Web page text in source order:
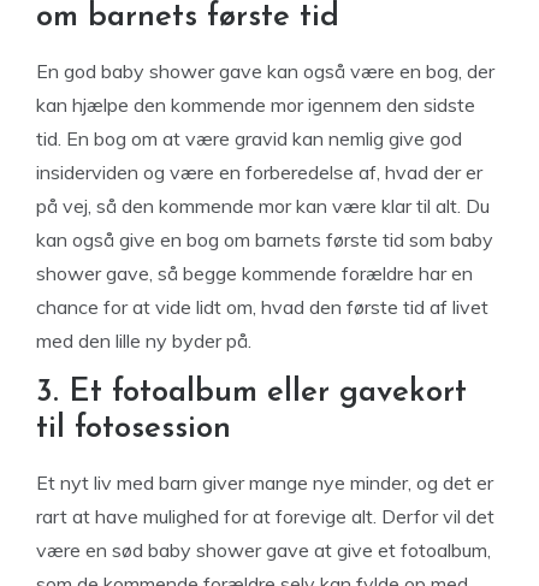
om barnets første tid
En god baby shower gave kan også være en bog, der
kan hjælpe den kommende mor igennem den sidste
tid. En bog om at være gravid kan nemlig give god
insiderviden og være en forberedelse af, hvad der er
på vej, så den kommende mor kan være klar til alt. Du
kan også give en bog om barnets første tid som baby
shower gave, så begge kommende forældre har en
chance for at vide lidt om, hvad den første tid af livet
med den lille ny byder på.
3. Et fotoalbum eller gavekort
til fotosession
Et nyt liv med barn giver mange nye minder, og det er
rart at have mulighed for at forevige alt. Derfor vil det
være en sød baby shower gave at give et fotoalbum,